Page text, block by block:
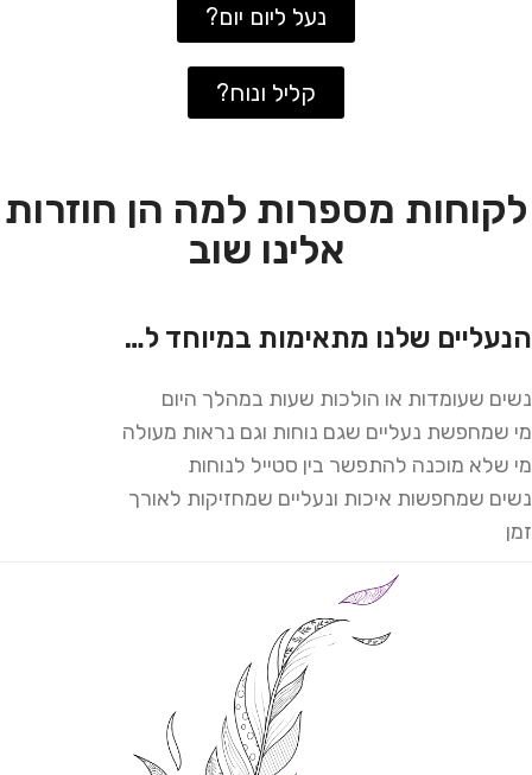
נעל ליום יום?
קליל ונוח?
לקוחות מספרות למה הן חוזרות
אלינו שוב
הנעליים שלנו מתאימות במיוחד ל…
נשים שעומדות או הולכות שעות במהלך היום
מי שמחפשת נעליים שגם נוחות וגם נראות מעולה
מי שלא מוכנה להתפשר בין סטייל לנוחות
נשים שמחפשות איכות ונעליים שמחזיקות לאורך
זמן